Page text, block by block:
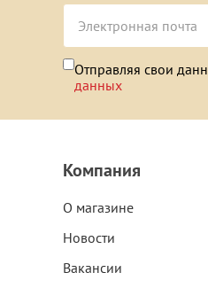
Отправляя свои
данных
Компания
О магазине
Новости
Вакансии